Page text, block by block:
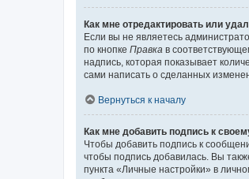
Как мне отредактировать или
Если вы не являетесь
по кнопке Правка в
надпись, которая показывает
сами написать о сделанных
Вернуться к началу
Как мне добавить подпись к
Чтобы добавить подпись к
чтобы подпись добавилась. Вы
пункта «Личные настройки» в